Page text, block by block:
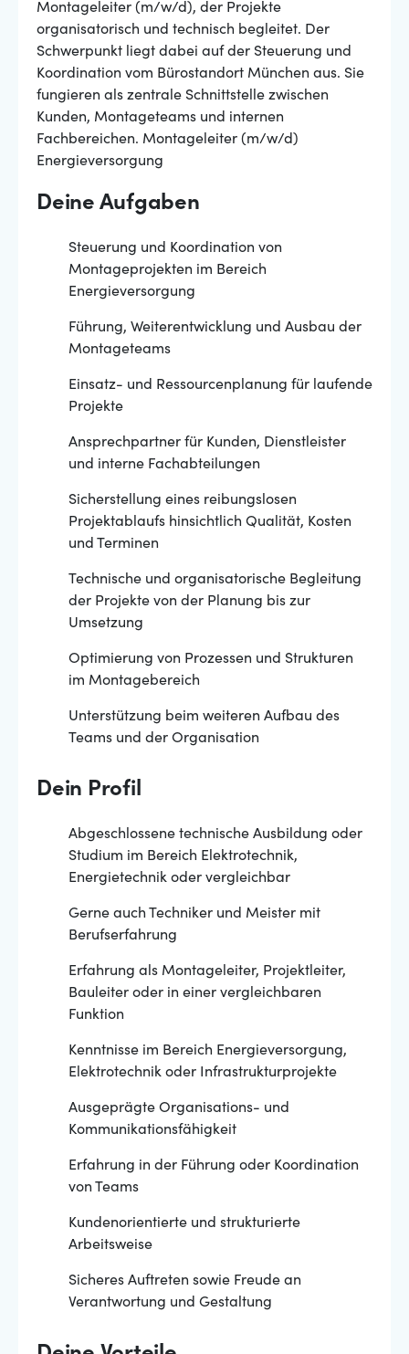
Montageleiter (m/w/d), der Projekte
organisatorisch und technisch begleitet. Der
Schwerpunkt liegt dabei auf der Steuerung und
Koordination vom Bürostandort München aus. Sie
fungieren als zentrale Schnittstelle zwischen
Kunden, Montageteams und internen
Fachbereichen. Montageleiter (m/w/d)
Energieversorgung
Deine Aufgaben
Steuerung und Koordination von
Montageprojekten im Bereich
Energieversorgung
Führung, Weiterentwicklung und Ausbau der
Montageteams
Einsatz- und Ressourcenplanung für laufende
Projekte
Ansprechpartner für Kunden, Dienstleister
und interne Fachabteilungen
Sicherstellung eines reibungslosen
Projektablaufs hinsichtlich Qualität, Kosten
und Terminen
Technische und organisatorische Begleitung
der Projekte von der Planung bis zur
Umsetzung
Optimierung von Prozessen und Strukturen
im Montagebereich
Unterstützung beim weiteren Aufbau des
Teams und der Organisation
Dein Profil
Abgeschlossene technische Ausbildung oder
Studium im Bereich Elektrotechnik,
Energietechnik oder vergleichbar
Gerne auch Techniker und Meister mit
Berufserfahrung
Erfahrung als Montageleiter, Projektleiter,
Bauleiter oder in einer vergleichbaren
Funktion
Kenntnisse im Bereich Energieversorgung,
Elektrotechnik oder Infrastrukturprojekte
Ausgeprägte Organisations- und
Kommunikationsfähigkeit
Erfahrung in der Führung oder Koordination
von Teams
Kundenorientierte und strukturierte
Arbeitsweise
Sicheres Auftreten sowie Freude an
Verantwortung und Gestaltung